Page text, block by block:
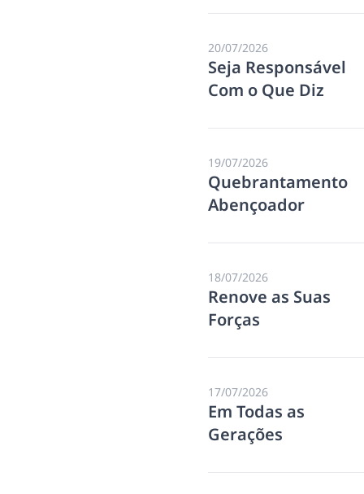
20/07/2026
Seja Responsável
Com o Que Diz
19/07/2026
Quebrantamento
Abençoador
18/07/2026
Renove as Suas
Forças
17/07/2026
Em Todas as
Gerações